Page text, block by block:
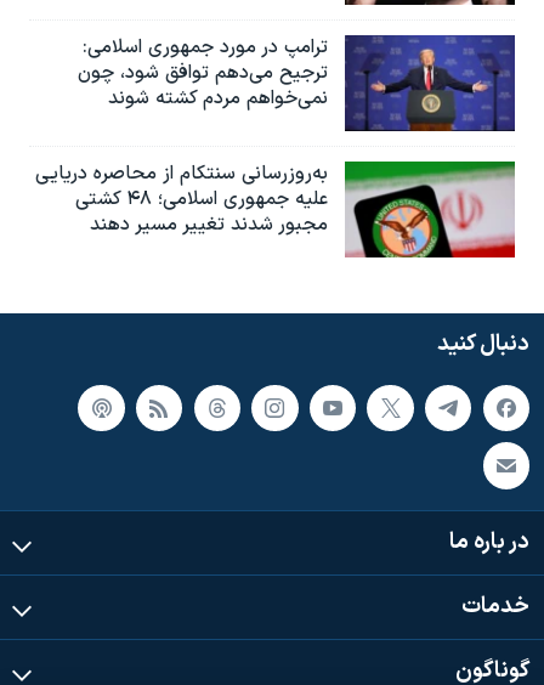
ترامپ در مورد جمهوری اسلامی:
ترجیح می‌دهم توافق شود، چون
نمی‌خواهم مردم کشته شوند
به‌روزرسانی سنتکام از محاصره دریایی
علیه جمهوری اسلامی؛ ۴۸ کشتی
مجبور شدند تغییر مسیر دهند
دنبال کنید
در باره ما
خدمات
گوناگون